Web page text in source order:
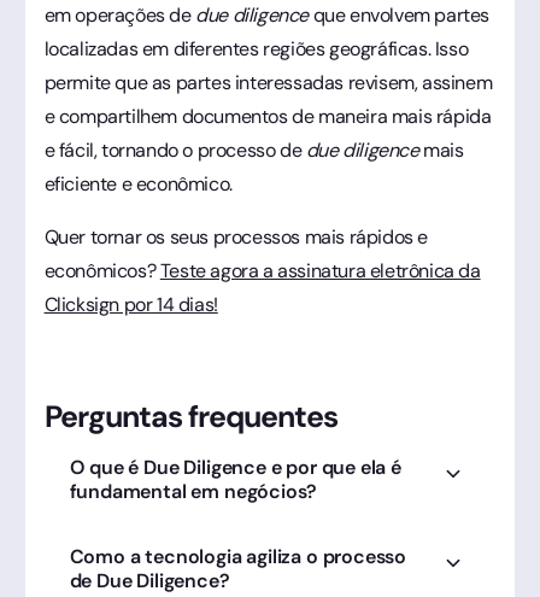
em operações dedue diligenceque envolvem partes
localizadas em diferentes regiões geográficas. Isso
permite que as partes interessadas revisem, assinem
e compartilhem documentos de maneira mais rápida
e fácil, tornando o processo dedue diligencemais
eficiente e econômico.
Quer tornar os seus processos mais rápidos e
econômicos?Teste agora a assinatura eletrônica da
Clicksign por 14 dias!
Perguntas frequentes
O que é Due Diligence e por que ela é
fundamental em negócios?
riscos em fusões ou parcerias. A Clicksign
facilita a coleta de assinaturas e organização
Como a tecnologia agiliza o processo
de Due Diligence?